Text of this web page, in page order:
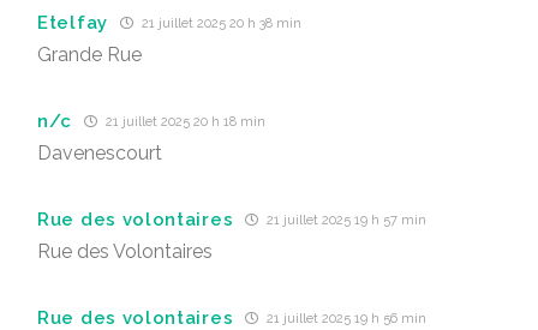
Etelfay 21 juillet 2025 20 h 38 min
Grande Rue
n/c 21 juillet 2025 20 h 18 min
Davenescourt
Rue des volontaires 21 juillet 2025 19 h 57 min
Rue des Volontaires
Rue des volontaires 21 juillet 2025 19 h 56 min